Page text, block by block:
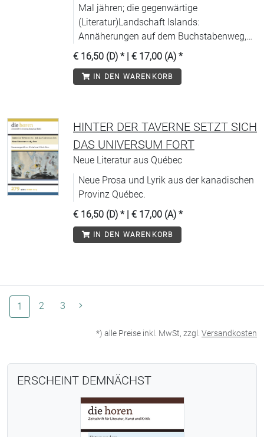
Mal jähren; die gegenwärtige
(Literatur)Landschaft Islands:
Annäherungen auf dem Buchstabenweg,
während das Reisen von pandemischen
Unpässlichkeiten überlagert wird; COVID-
19, nicht die Pest bestimmt das
Camus ebenso wie jenes von Daniel Defoe
– die Bewegungskraft von Viren wird
registriert von einem Abschnitt über
Pestilenzen.
€ 16,50 (D) * | € 17,00 (A) *
IN DEN WARENKORB
HINTER DER TAVERNE SETZT SICH
DAS UNIVERSUM FORT
Neue Literatur aus Québec
Neue Prosa und Lyrik aus der kanadischen
Provinz Québec.
€ 16,50 (D) * | € 17,00 (A) *
IN DEN WARENKORB
1 (aktuelle Seite)
2 3
*) alle Preise inkl. MwSt, zzgl. Versandkosten
ERSCHEINT DEMNÄCHST